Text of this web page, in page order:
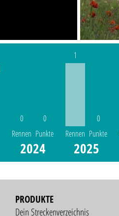
0
Rennen
0
Punkte
2024
1
Rennen
0
Punkte
2025
PRODUKTE
Dein Streckenverzeichnis